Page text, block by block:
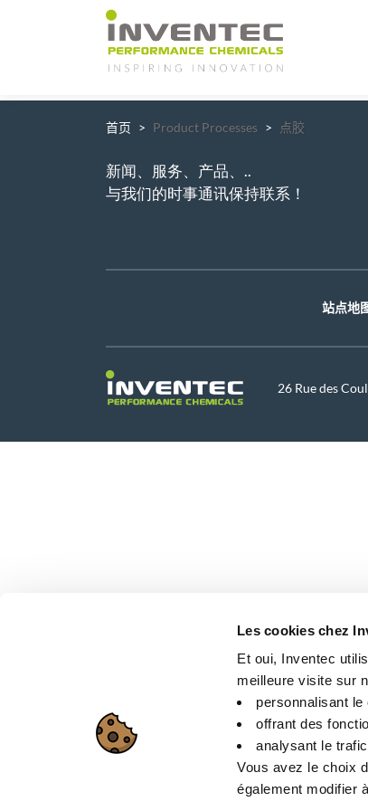
Les cookies chez
Et oui, Inventec
meilleure visite sur
personnalisant
offrant des
analysant le
Vous avez le choix
également modifier
Main Navigation
首页 Product Processes 点胶
新闻、服务、产品、..
与我们的时事通讯保持联系！
站点地
26 Rue des